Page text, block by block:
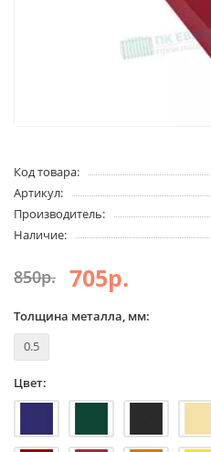
Код товара:
Артикул:
Производитель:
Наличие:
850р. 705р.
Толщина металла, мм:
0.5
Цвет: